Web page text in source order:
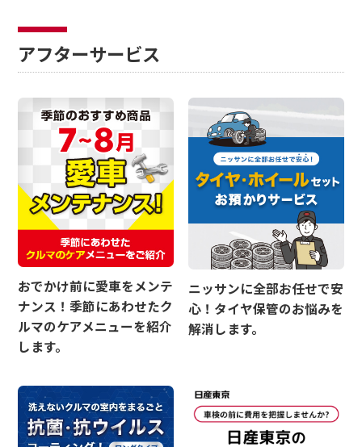
アフターサービス
おでかけ前に愛車をメンテ
ナンス！季節にあわせたク
ルマのケアメニューを紹介
します。
ニッサンに全部お任せで安
心！タイヤ保管のお悩みを
解消します。